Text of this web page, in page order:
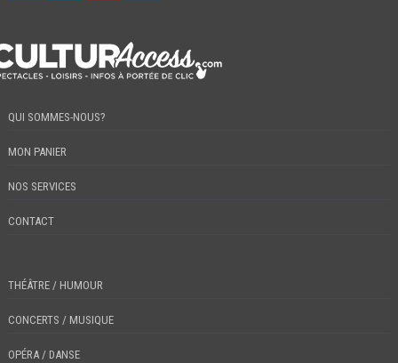
QUI SOMMES-NOUS?
MON PANIER
NOS SERVICES
CONTACT
THÉÂTRE / HUMOUR
CONCERTS / MUSIQUE
OPÉRA / DANSE